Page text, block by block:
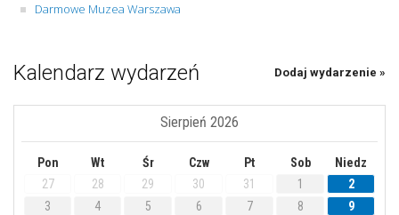
Darmowe Muzea Warszawa
Kalendarz wydarzeń Dodaj wydarzenie »
Sierpień 2026
Pon Wt Śr Czw Pt Sob
Niedz
27
28 29 30 31 1
2
3
4 5 6 7 8
9